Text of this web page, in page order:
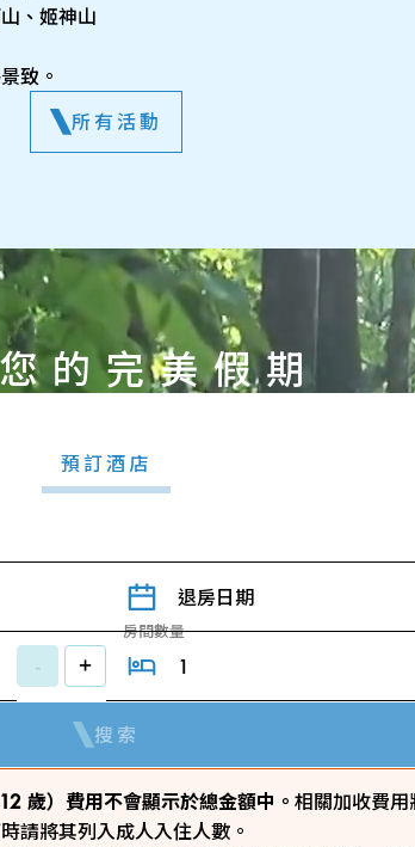
、姬神山
致。
所有活動
的完美假期
預訂酒店
退房日期
- +
房間數量
搜索
歲）費用不會顯示於總金額中。 相關加收費用
請將其列入成人入住人數。